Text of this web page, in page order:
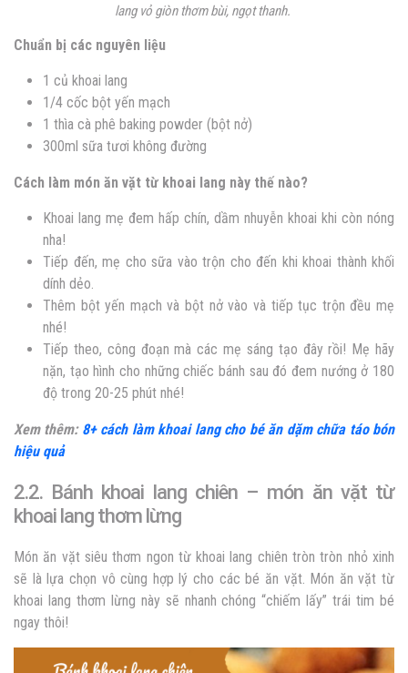
lang vỏ giòn thơm bùi, ngọt thanh.
Chuẩn bị các nguyên liệu
1 củ khoai lang
1/4 cốc bột yến mạch
1 thìa cà phê baking powder (bột nở)
300ml sữa tươi không đường
Cách làm món ăn vặt từ khoai lang này thế nào?
Khoai lang mẹ đem hấp chín, dầm nhuyễn khoai khi còn nóng
nha!
Tiếp đến, mẹ cho sữa vào trộn cho đến khi khoai thành khối
dính dẻo.
Thêm bột yến mạch và bột nở vào và tiếp tục trộn đều mẹ
nhé!
Tiếp theo, công đoạn mà các mẹ sáng tạo đây rồi! Mẹ hãy
nặn, tạo hình cho những chiếc bánh sau đó đem nướng ở 180
độ trong 20-25 phút nhé!
Xem thêm: 8+ cách làm khoai lang cho bé ăn dặm chữa táo bón
hiệu quả
2.2. Bánh khoai lang chiên – món ăn vặt từ
khoai lang thơm lừng
Món ăn vặt siêu thơm ngon từ khoai lang chiên tròn tròn nhỏ xinh
sẽ là lựa chọn vô cùng hợp lý cho các bé ăn vặt. Món ăn vặt từ
khoai lang thơm lừng này sẽ nhanh chóng “chiếm lấy” trái tim bé
ngay thôi!